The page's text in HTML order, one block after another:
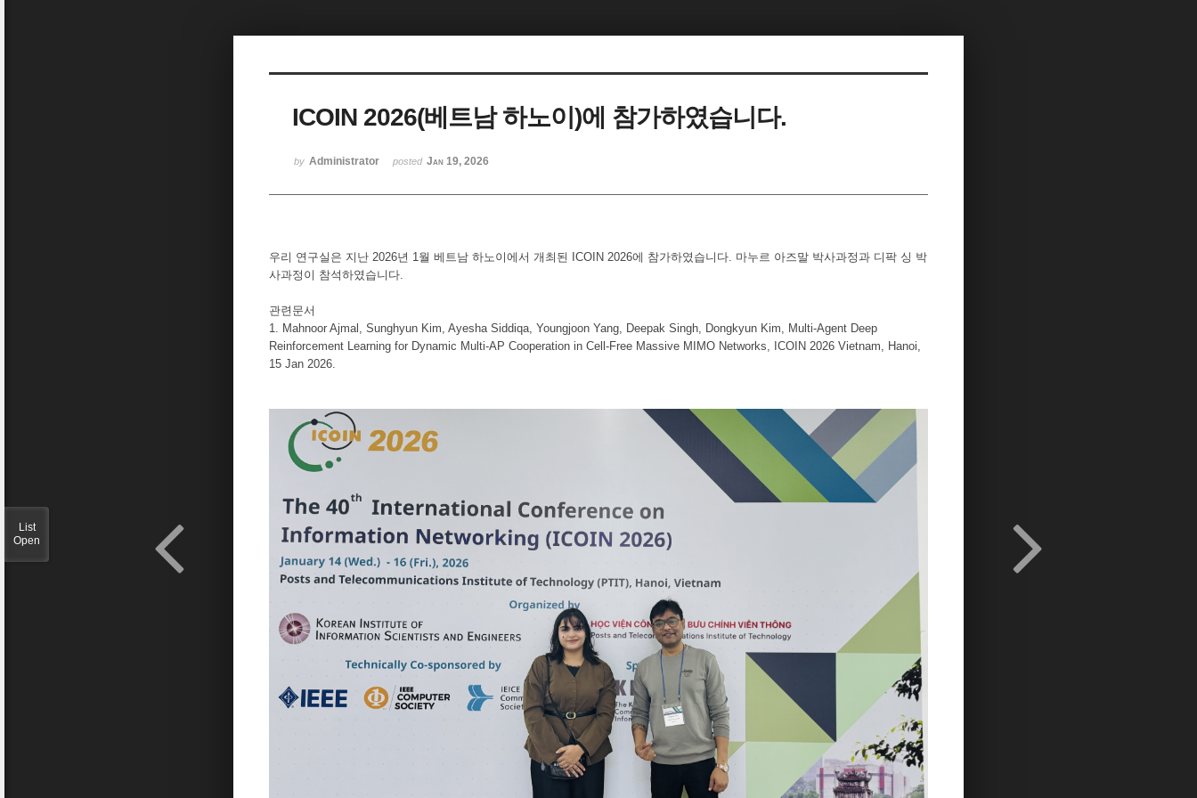
ICOIN 2026(베트남 하노이)에 참가하였습니다.
by Administrator posted Jan 19, 2026
우리 연구실은 지난 2026년 1월 베트남 하노이에서 개최된 ICOIN 2026에 참가하였습니다. 마누르 아즈말 박사과정과 디팍 싱 박
사과정이 참석하였습니다.
관련문서
1. Mahnoor Ajmal, Sunghyun Kim, Ayesha Siddiqa, Youngjoon Yang, Deepak Singh, Dongkyun Kim, Multi-Agent Deep
Reinforcement Learning for Dynamic Multi-AP Cooperation in Cell-Free Massive MIMO Networks, ICOIN 2026 Vietnam, Hanoi,
15 Jan 2026.
List
Open
Sketchbook5, 스케치북5
Sketchbook5, 스케치북5